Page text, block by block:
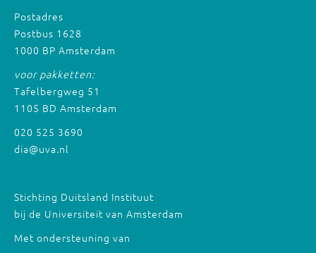
Postadres
Postbus 1628
1000 BP Amsterdam
voor pakketten:
Tafelbergweg 51
1105 BD Amsterdam
020 525 3690
dia@uva.nl
Stichting Duitsland Instituut
bij de Universiteit van Amsterdam
Met ondersteuning van